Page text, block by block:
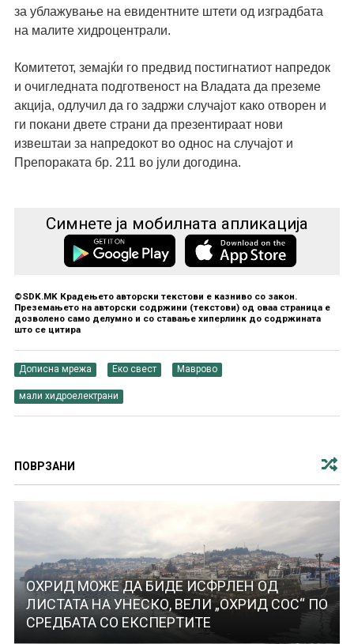
за ублажување на евидентните штети од изградбата
на малите хидроцентрали.
Комитетот, земајќи го предвид постигнатиот напредок
и очигледната подготвеност на Владата да преземе
акција, одлучилда го задржи случајот како отворен и
ги покани двете страни да презентираат нови
извештаи за напредокот во однос на случајот и
Препораката бр. 211 во јули догодина.
Симнете ја мобилната апликација
©SDK.MK Крадењето авторски текстови е казниво со закон.
Преземањето на авторски содржини (текстови) од оваа страница е
дозволено само делумно и со ставање хиперлинк до содржината
што се цитира
Дописна мрежа Еко свест Маврово
мали хидроелектрани
ПОВРЗАНИ
ОХРИД МОЖЕ ДА БИДЕ ИСФРЛЕН ОД
ЛИСТАТА НА УНЕСКО, ВЕЛИ „ОХРИД СОС“ ПО
СРЕДБАТА СО ЕКСПЕРТИТЕ